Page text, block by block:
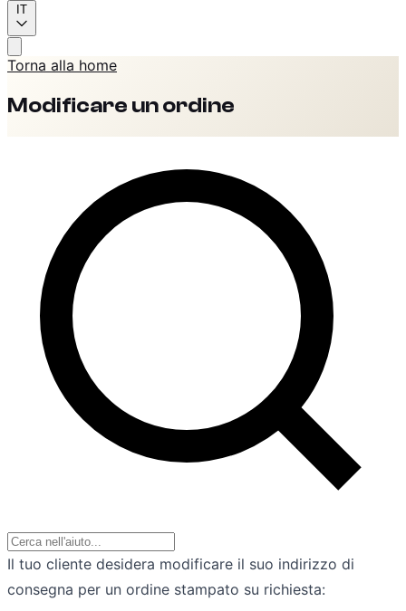
IT
Torna alla home
Modificare un ordine
Il tuo cliente desidera modificare il suo indirizzo di
consegna per un ordine stampato su richiesta: